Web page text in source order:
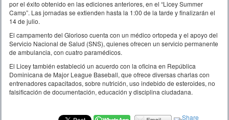
por el éxito obtenido en las ediciones anteriores, en el “Licey Summer
Camp”. Las jornadas se extienden hasta la 1:00 de la tarde y finalizarán el
14 de julio.
El campamento del Glorioso cuenta con un médico ortopeda y el apoyo del
Servicio Nacional de Salud (SNS), quienes ofrecen un servicio permanente
de ambulancia, con cuatro paramédicos.
El Licey también estableció un acuerdo con la oficina en República
Dominicana de Major League Baseball, que ofrece diversas charlas con
entrenadores capacitados, sobre nutrición, uso indebido de esteroides, no
falsificación de documentación, educación y disciplina ciudadana.